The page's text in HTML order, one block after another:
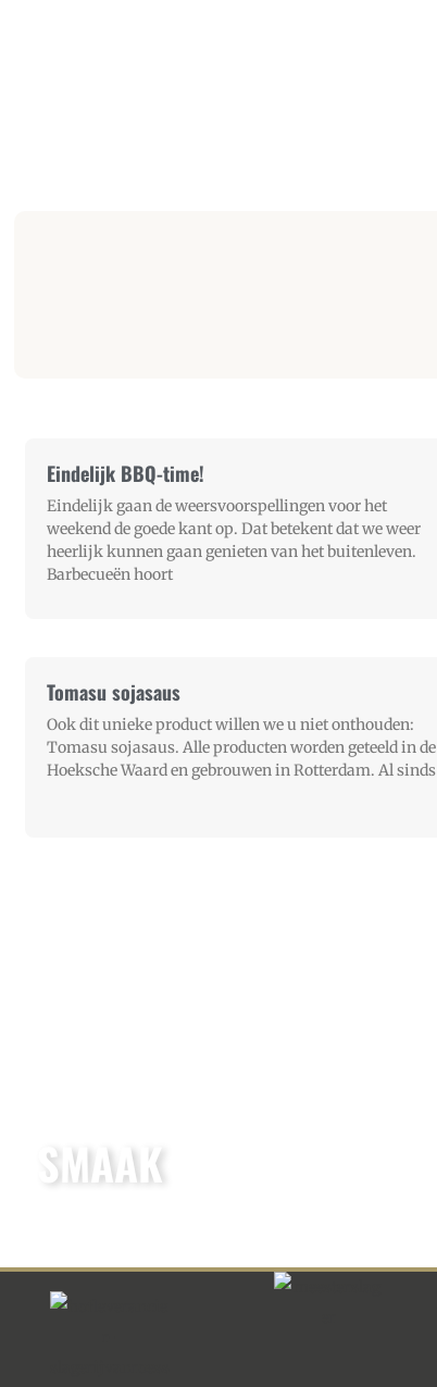
Eindelijk BBQ-time!
Eindelijk gaan de weersvoorspellingen voor het
weekend de goede kant op. Dat betekent dat we weer
heerlijk kunnen gaan genieten van het buitenleven.
Barbecueën hoort
Tomasu sojasaus
Ook dit unieke product willen we u niet onthouden:
Tomasu sojasaus. Alle producten worden geteeld in de
Hoeksche Waard en gebrouwen in Rotterdam. Al sinds
SMAAK